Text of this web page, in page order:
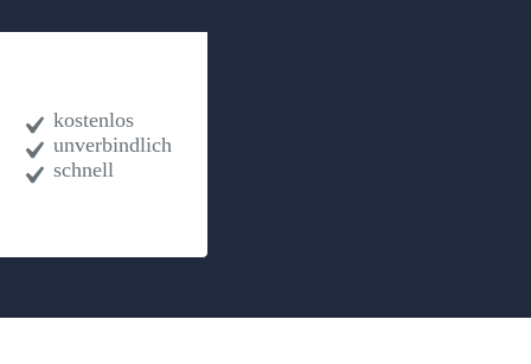
kostenlos
unverbindlich
schnell